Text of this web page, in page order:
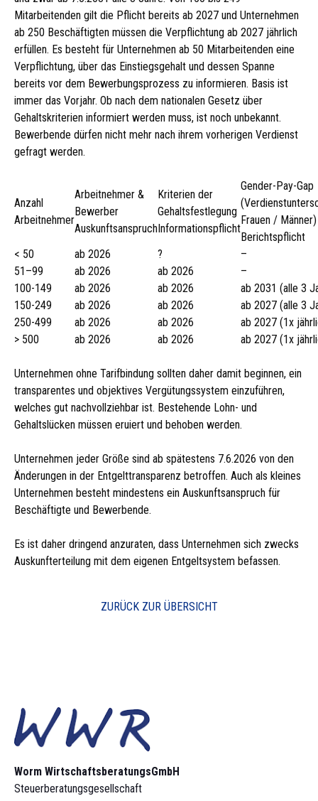
Mitarbeitenden gilt die Pflicht bereits ab 2027 und Unternehmen
ab 250 Beschäftigten müssen die Verpflichtung ab 2027 jährlich
erfüllen. Es besteht für Unternehmen ab 50 Mitarbeitenden eine
Verpflichtung, über das Einstiegsgehalt und dessen Spanne
bereits vor dem Bewerbungsprozess zu informieren. Basis ist
immer das Vorjahr. Ob nach dem nationalen Gesetz über
Gehaltskriterien informiert werden muss, ist noch unbekannt.
Bewerbende dürfen nicht mehr nach ihrem vorherigen Verdienst
gefragt werden.
Anzahl
Arbeitnehmer
Arbeitnehmer &
Bewerber
Auskunftsanspruch
Kriterien der
Gehaltsfestlegung
Informationspflicht
Gender-Pay-Gap
Frauen / Männer)
Berichtspflicht
< 50
ab 2026 ?
–
51–99
ab 2026 ab 2026
–
100-149
ab 2026 ab 2026
ab 2031 (alle 3
150-249
ab 2026 ab 2026
ab 2027 (alle 3
250-499
ab 2026 ab 2026
ab 2027 (1x
> 500
ab 2026 ab 2026 ab 2027 (1x
Unternehmen ohne Tarifbindung sollten daher damit beginnen, ein
transparentes und objektives Vergütungssystem einzuführen,
welches gut nachvollziehbar ist. Bestehende Lohn- und
Gehaltslücken müssen eruiert und behoben werden.
Unternehmen jeder Größe sind ab spätestens 7.6.2026 von den
Änderungen in der Entgelttransparenz betroffen. Auch als kleines
Unternehmen besteht mindestens ein Auskunftsanspruch für
Beschäftigte und Bewerbende.
Es ist daher dringend anzuraten, dass Unternehmen sich zwecks
Auskunfterteilung mit dem eigenen Entgeltsystem befassen.
ZURÜCK ZUR ÜBERSICHT
Worm Wirtschaftsberatungs­GmbH
Steuerberatungsgesellschaft